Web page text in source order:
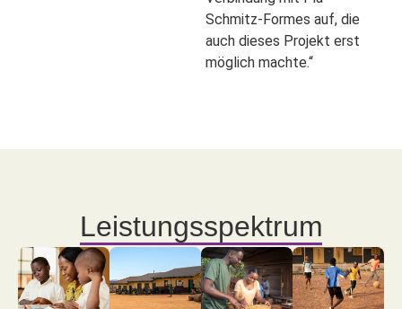
Schmitz‑Formes auf, die
auch dieses Projekt erst
möglich machte.“
Leistungsspektrum